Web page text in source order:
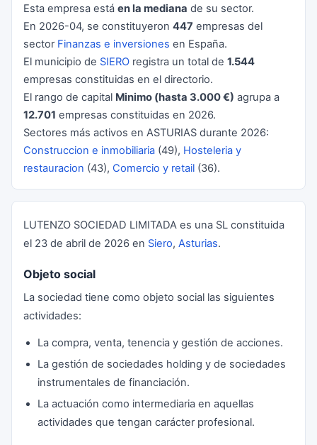
Esta empresa está en la mediana de su sector.
En 2026-04, se constituyeron 447 empresas del
sector Finanzas e inversiones en España.
El municipio de SIERO registra un total de 1.544
empresas constituidas en el directorio.
El rango de capital Minimo (hasta 3.000 €) agrupa a
12.701 empresas constituidas en 2026.
Sectores más activos en ASTURIAS durante 2026:
Construccion e inmobiliaria (49), Hosteleria y
restauracion (43), Comercio y retail (36).
LUTENZO SOCIEDAD LIMITADA es una SL constituida
el 23 de abril de 2026 en Siero, Asturias.
Objeto social
La sociedad tiene como objeto social las siguientes
actividades:
La compra, venta, tenencia y gestión de acciones.
La gestión de sociedades holding y de sociedades
instrumentales de financiación.
La actuación como intermediaria en aquellas
actividades que tengan carácter profesional.